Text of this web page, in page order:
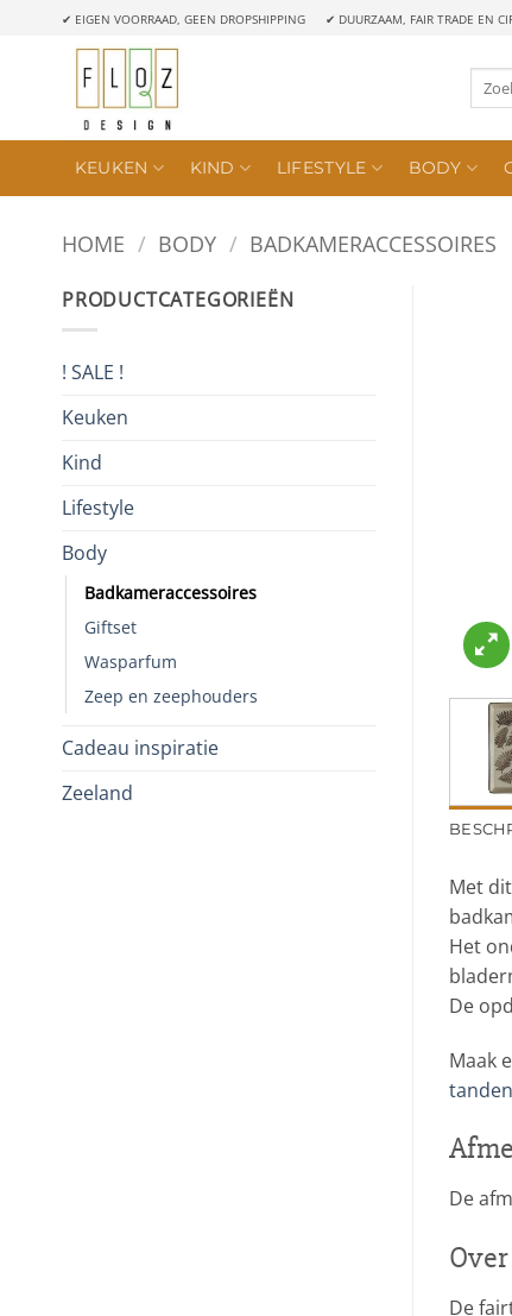
✔ EIGEN VOORRAAD, GEEN DROPSHIPPING ✔ DUURZAAM, FAIR TRADE EN
Zoeken
KEUKEN KIND LIFESTYLE BODY
HOME / BODY / BADKAMERACCESSOIRES
PRODUCTCATEGORIEËN
! SALE !
Keuken
Kind
Lifestyle
Body
Badkameraccessoires
Giftset
Wasparfum
Zeep en zeephouders
Cadeau inspiratie
Zeeland
Met
Het
De
Maak
De
De